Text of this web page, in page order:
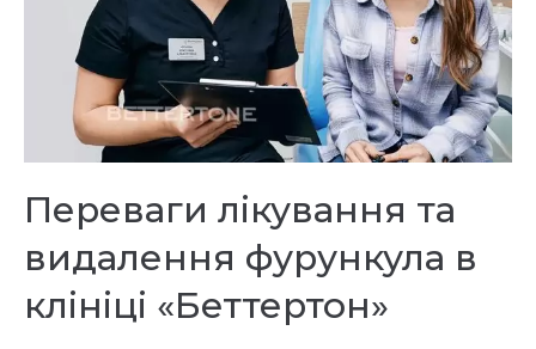
Переваги лікування та
видалення фурункула в
клініці «Беттертон»